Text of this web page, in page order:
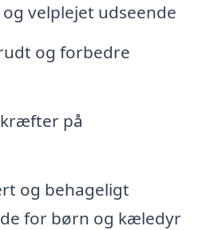
velplejet udseende
og forbedre
på
og behageligt
for børn og kæledyr